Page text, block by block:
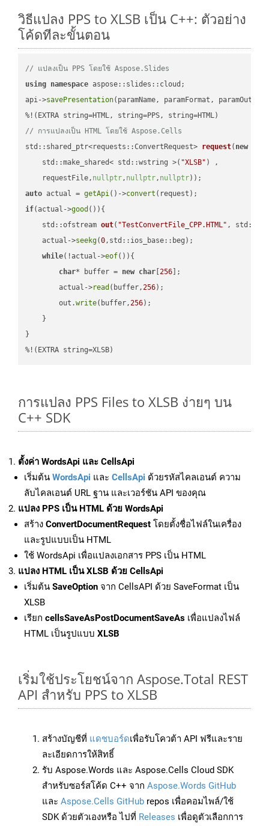
วิธีแปลง PPS to XLSB เป็น C++: ตัวอย่าง
โค้ดทีละขั้นตอน
// แปลงเป็น PPS โดยใช้ Aspose.Slides
using namespace aspose::slides::cloud;
api->savePresentation(paramName, paramFormat,
// การแปลงเป็น HTML โดยใช้ Aspose.Cells
std::shared_ptr<requests::ConvertRequest> request( new
    std::make_shared< std::wstring >(
"XLSB" ) ,
    requestFile,
nullptr, nullptr, nullptr))
auto actual = getApi()->convert
if(actual->good ()){
std::ofstream out( "TestConvertFile_CPP.HTML" ,
    actual->
seekg(0,std::ios_base::beg);
while(!actual->eof()){
char* buffer = new char [256 ];
        actual->
read (buffer,256);
        out.
write(buffer,256);
    }
}
%!(EXTRA string=XLSB)
การแปลง PPS Files to XLSB ง่ายๆ บน
C++ SDK
ตั้งค่า WordsApi และ CellsApi
เริ่มต้น WordsApi และ CellsApi ด้วยรหัสไคลเอนต์ ความ
ลับไคลเอนต์ URL ฐาน และเวอร์ชัน API ของคุณ
แปลง PPS เป็น HTML ด้วย WordsApi
สร้าง ConvertDocumentRequest โดยตั้งชื่อไฟล์ในเครื่อง
และรูปแบบเป็น HTML
ใช้ WordsApi เพื่อแปลงเอกสาร PPS เป็น HTML
แปลง HTML เป็น XLSB ด้วย CellsApi
เริ่มต้น SaveOption จาก CellsAPI ด้วย SaveFormat เป็น
XLSB
เรียก cellsSaveAsPostDocumentSaveAs เพื่อแปลงไฟล์
HTML เป็นรูปแบบ XLSB
เริ่มใช้ประโยชน์จาก Aspose.Total REST
API สำหรับ PPS to XLSB
สร้างบัญชีที่ แดชบอร์ดเพื่อรับโควต้า API ฟรีและราย
ละเอียดการให้สิทธิ์
รับ Aspose.Words และ Aspose.Cells Cloud SDK
สำหรับซอร์สโค้ด C++ จาก Aspose.Words GitHub
และ Aspose.Cells GitHub repos เพื่อคอมไพล์/ใช้
SDK ด้วยตัวเองหรือ ไปที่ Releases เพื่อดูตัวเลือกการ